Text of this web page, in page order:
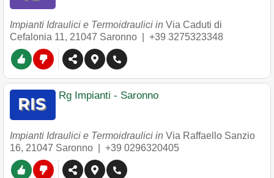
Impianti Idraulici e Termoidraulici in Via Caduti di
Cefalonia 11, 21047 Saronno +39 3275323348
Rg Impianti - Saronno
Impianti Idraulici e Termoidraulici in Via Raffaello Sanzio
16, 21047 Saronno +39 0296320405